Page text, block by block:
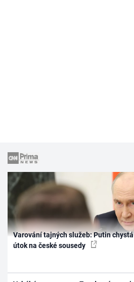
Varování tajných služeb: Putin
útok na české sousedy